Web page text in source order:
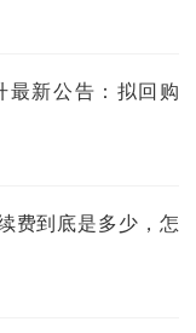
最新公告：拟回购
费到底是多少，怎